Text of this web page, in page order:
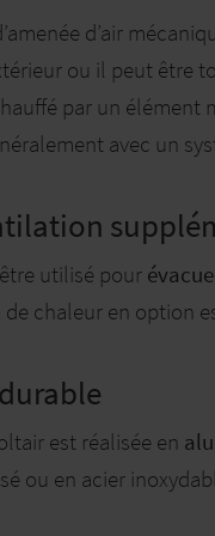
d’air
ou il peut
par un
avec un
utilisé pour
chaleur en option
est réalisée en
ou en acier